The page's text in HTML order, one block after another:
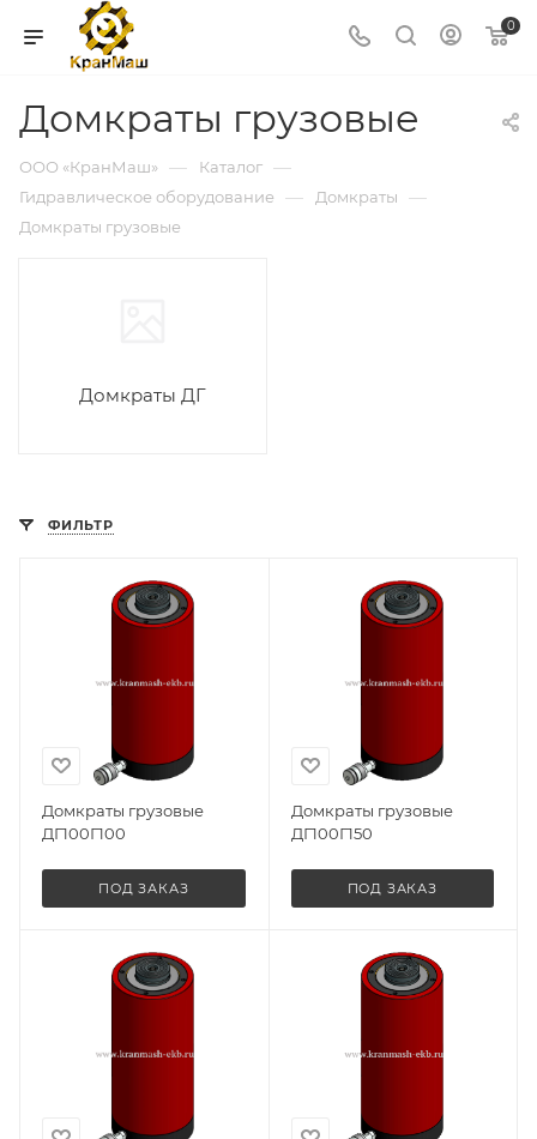
0
Домкраты грузовые
ООО «КранМаш» — Каталог —
Гидравлическое оборудование — Домкраты —
Домкраты грузовые
Домкраты ДГ
ФИЛЬТР
Домкраты грузовые
ДГ100Г100
ПОД ЗАКАЗ
Домкраты грузовые
ДГ100Г150
ПОД ЗАКАЗ